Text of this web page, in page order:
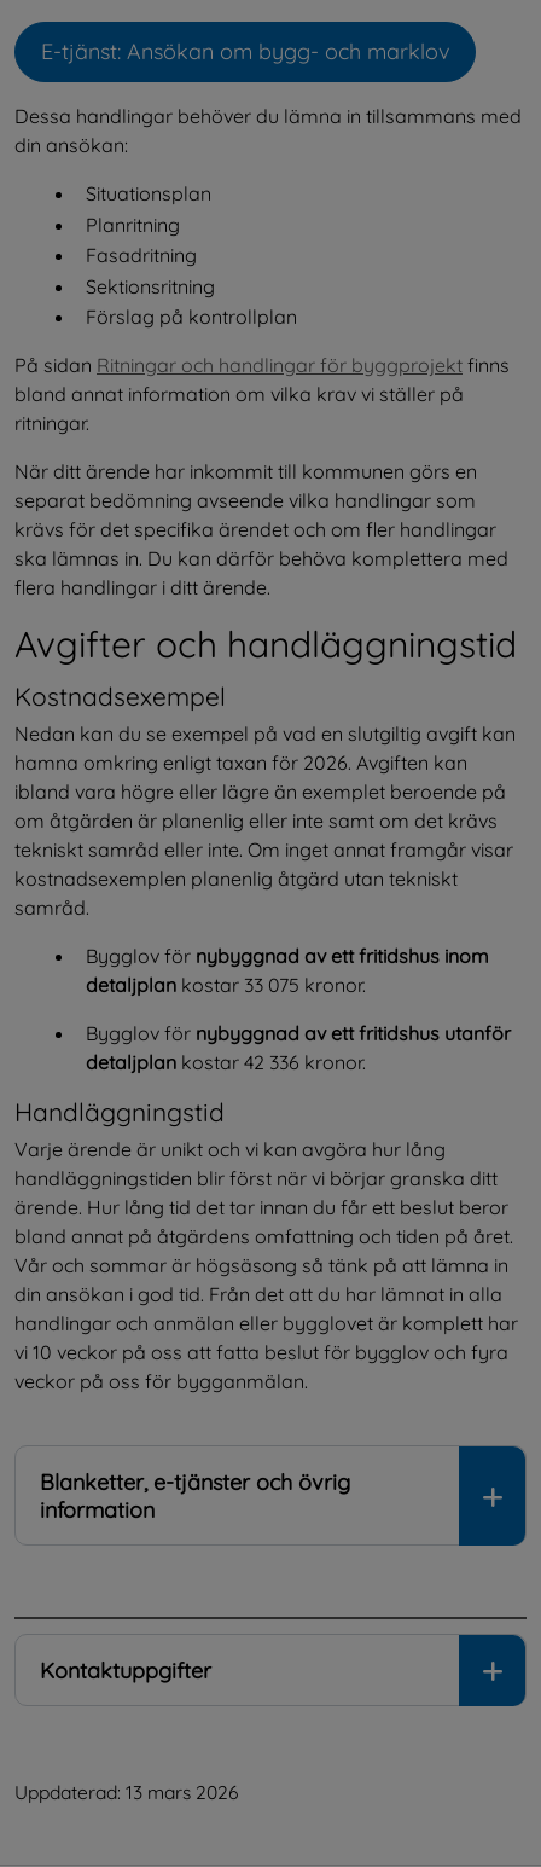
E-tjänst: Ansökan om bygg- och marklov
Öppnas i nytt fönster.
Dessa handlingar behöver du lämna in tillsammans med
din ansökan:
Situationsplan
Planritning
Fasadritning
Sektionsritning
Förslag på kontrollplan
På sidan Ritningar och handlingar för byggprojekt finns
bland annat information om vilka krav vi ställer på
ritningar.
När ditt ärende har inkommit till kommunen görs en
separat bedömning avseende vilka handlingar som
krävs för det specifika ärendet och om fler handlingar
ska lämnas in. Du kan därför behöva komplettera med
flera handlingar i ditt ärende.
Avgifter och handläggningstid
Kostnadsexempel
Nedan kan du se exempel på vad en slutgiltig avgift kan
hamna omkring enligt taxan för 2026. Avgiften kan
ibland vara högre eller lägre än exemplet beroende på
om åtgärden är planenlig eller inte samt om det krävs
tekniskt samråd eller inte. Om inget annat framgår visar
kostnadsexemplen planenlig åtgärd utan tekniskt
samråd.
Bygglov för nybyggnad av ett fritidshus inom
detaljplan kostar 33 075 kronor.
Bygglov för nybyggnad av ett fritidshus utanför
detaljplan kostar 42 336 kronor.
Handläggningstid
Varje ärende är unikt och vi kan avgöra hur lång
handläggningstiden blir först när vi börjar granska ditt
ärende. Hur lång tid det tar innan du får ett beslut beror
bland annat på åtgärdens omfattning och tiden på året.
Vår och sommar är högsäsong så tänk på att lämna in
din ansökan i god tid. Från det att du har lämnat in alla
handlingar och anmälan eller bygglovet är komplett har
vi 10 veckor på oss att fatta beslut för bygglov och fyra
veckor på oss för bygganmälan.
Blanketter, e-tjänster och övrig
information
Kontaktuppgifter
Uppdaterad: 13 mars 2026